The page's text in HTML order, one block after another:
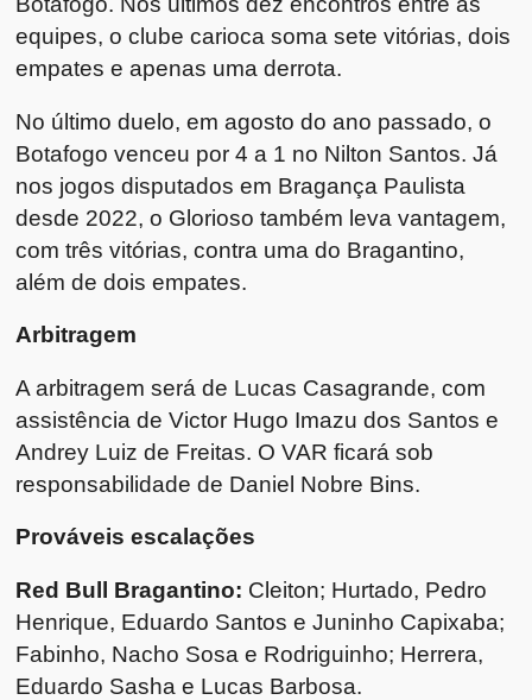
equipes, o clube carioca soma sete vitórias, dois
empates e apenas uma derrota.
No último duelo, em agosto do ano passado, o
Botafogo venceu por 4 a 1 no Nilton Santos. Já
nos jogos disputados em Bragança Paulista
desde 2022, o Glorioso também leva vantagem,
com três vitórias, contra uma do Bragantino,
além de dois empates.
Arbitragem
A arbitragem será de Lucas Casagrande, com
assistência de Victor Hugo Imazu dos Santos e
Andrey Luiz de Freitas. O VAR ficará sob
responsabilidade de Daniel Nobre Bins.
Prováveis escalações
Red Bull Bragantino: Cleiton; Hurtado, Pedro
Henrique, Eduardo Santos e Juninho Capixaba;
Fabinho, Nacho Sosa e Rodriguinho; Herrera,
Eduardo Sasha e Lucas Barbosa.